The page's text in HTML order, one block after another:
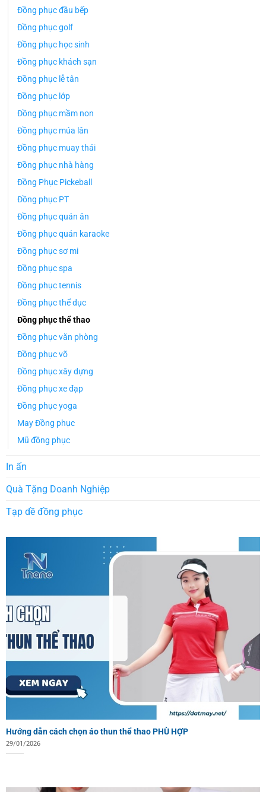
Đồng phục đầu bếp
Đồng phục golf
Đồng phục học sinh
Đồng phục khách sạn
Đồng phục lễ tân
Đồng phục lớp
Đồng phục mầm non
Đồng phục múa lân
Đồng phục muay thái
Đồng phục nhà hàng
Đồng Phục Pickeball
Đồng phục PT
Đồng phục quán ăn
Đồng phục quán karaoke
Đồng phục sơ mi
Đồng phục spa
Đồng phục tennis
Đồng phục thể dục
Đồng phục thể thao
Đồng phục văn phòng
Đồng phục võ
Đồng phục xây dựng
Đồng phục xe đạp
Đồng phục yoga
May Đồng phục
Mũ đồng phục
In ấn
Quà Tặng Doanh Nghiệp
Tạp dề đồng phục
Hướng dẫn cách chọn áo thun thể thao PHÙ HỢP
29/01/2026